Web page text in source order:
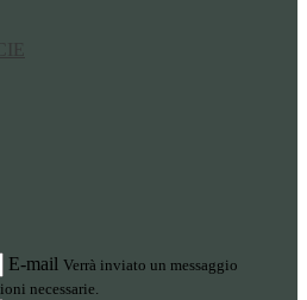
E-mail Verrà inviato un messaggio
necessarie.